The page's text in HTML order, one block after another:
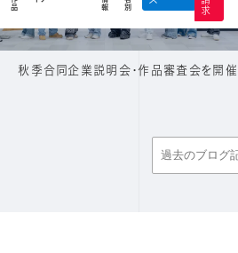
品
報
別
求
季合同企業説明会・作品審査会を開催